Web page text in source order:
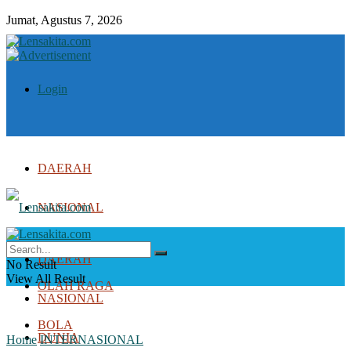
Jumat, Agustus 7, 2026
Login
DAERAH
NASIONAL
DUNIA
OLAH RAGA
BOLA
DAERAH
NASIONAL
DUNIA
No Result
View All Result
Home INTERNASIONAL